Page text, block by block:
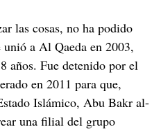
las cosas, no ha podido
a Al Qaeda en 2003,
años. Fue detenido por el
en 2011 para que,
Islámico, Abu Bakr al-
una filial del grupo